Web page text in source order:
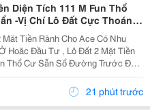
Diện Tích 111 M Fun Thổ
-Vị Chí Lô Đất Cực Thoáng
Đường Chục
Tiền Rành Cho Ace Có Nhu
Hoăc Đầu Tư , Lô Đất 2 Mặt Tiền
Sổ Đường Trước Đất
Rộng 5,,5 M 2 Ô Tô Tránh
Trường Học Cấp 1 Thôn Thanh...
21 phút trước